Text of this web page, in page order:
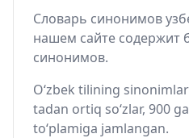
Словарь синонимов
нашем сайте содержит
синонимов.
O‘zbek tilining
tadan ortiq so‘zlar, 900
to‘plamiga jamlangan.